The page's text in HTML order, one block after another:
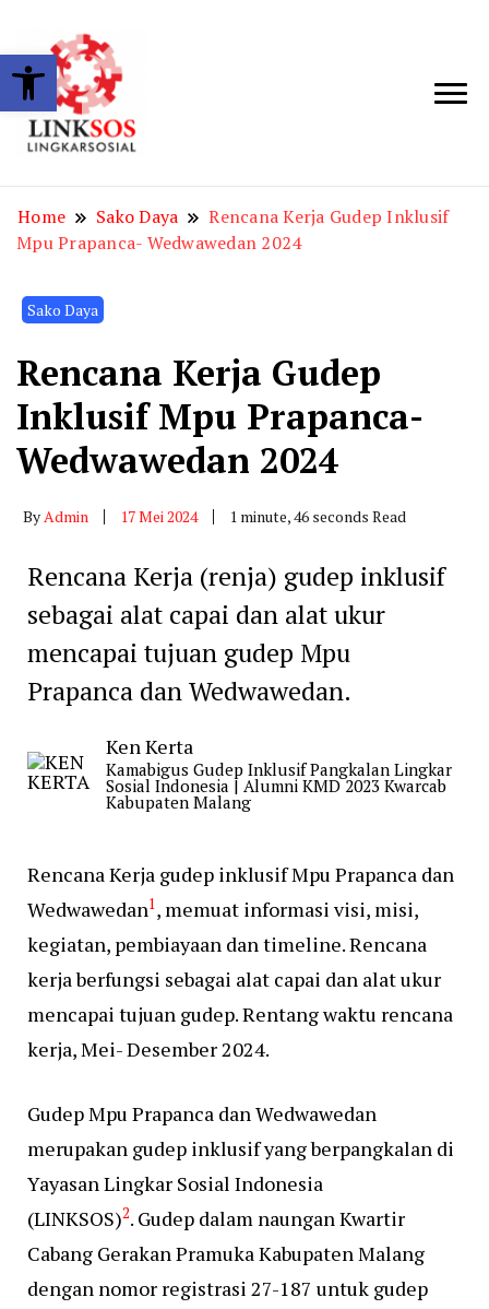
Open toolbar
Home Sako Daya
Rencana Kerja Gudep Inklusif
Mpu Prapanca- Wedwawedan 2024
Sako Daya
Rencana Kerja Gudep
Inklusif Mpu Prapanca-
Wedwawedan 2024
ByAdmin 17 Mei 2024 1 minute, 46 seconds Read
Rencana Kerja (renja) gudep inklusif
sebagai alat capai dan alat ukur
mencapai tujuan gudep Mpu
Prapanca dan Wedwawedan.
Ken Kerta
Kamabigus Gudep Inklusif Pangkalan Lingkar
Sosial Indonesia | Alumni KMD 2023 Kwarcab
Kabupaten Malang
Rencana Kerja gudep inklusif Mpu Prapanca dan
Wedwawedan1, memuat informasi visi, misi,
kegiatan, pembiayaan dan timeline. Rencana
kerja berfungsi sebagai alat capai dan alat ukur
mencapai tujuan gudep. Rentang waktu rencana
kerja, Mei- Desember 2024.
Gudep Mpu Prapanca dan Wedwawedan
merupakan gudep inklusif yang berpangkalan di
Yayasan Lingkar Sosial Indonesia
(LINKSOS)2. Gudep dalam naungan Kwartir
Cabang Gerakan Pramuka Kabupaten Malang
dengan nomor registrasi 27-187 untuk gudep